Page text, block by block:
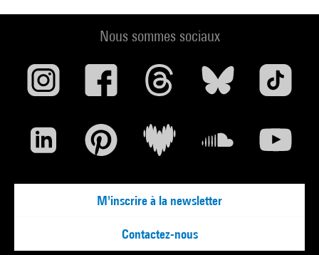
vol d’oiseaux (du Rocher 2000), Grande nuit de Toussaint (Le
Temps qu’il fait
2000), Chanson des mal-aimants (Gallimard 2002 Folio2004),
Couleurs de
Ateliers de
lumière (Desclée de Brouwer 2004), Magnus (Albin Michel
Nous sommes sociaux
M'inscrire à la newsletter
Contactez-nous